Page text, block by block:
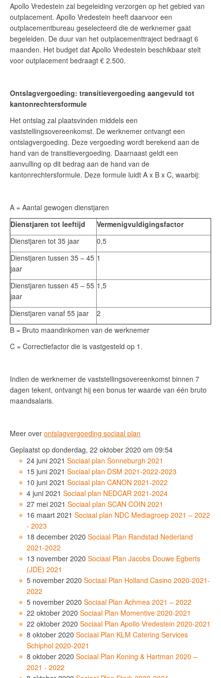
Apollo Vredestein zal begeleiding verzorgen op het gebied van
outplacement. Apollo Vredestein heeft daarvoor een
outplacementbureau geselecteerd die de werknemer gaat
begeleiden. De duur van het outplacementtraject bedraagt 6
maanden. Het budget dat Apollo Vredestein beschikbaar stelt
voor outplacement bedraagt € 2.500.
Ontslagvergoeding: transitievergoeding aangevuld tot
kantonrechtersformule
Het ontslag zal plaatsvinden middels een
vaststellingsovereenkomst. De werknemer ontvangt een
ontslagvergoeding. Deze vergoeding wordt berekend aan de
hand van de transitievergoeding. Daarnaast geldt een
aanvulling op dit bedrag aan de hand van de
kantonrechtersformule. Deze formule luidt A x B x C, waarbij:
A = Aantal gewogen dienstjaren
Dienstjaren tot leeftijd
Vermenigvuldigingsfactor
Dienstjaren tot 35 jaar
0,5
Dienstjaren tussen 35 – 45
jaar
1
Dienstjaren tussen 45 – 55
jaar
1,5
Dienstjaren vanaf 55 jaar
2
B = Bruto maandinkomen van de werknemer
C = Correctiefactor die is vastgesteld op 1.
Indien de werknemer de vaststellingsovereenkomst binnen 7
dagen tekent, ontvangt hij een bonus ter waarde van één bruto
maandsalaris.
Meer over ontslagvergoeding sociaal plan
Geplaatst op donderdag, 22 oktober 2020 om 09:54
24 juni 2021 Sociaal plan Sonneburgh 2021
15 juni 2021 Sociaal plan DSM 2021-2022-2023
10 juni 2021 Sociaal plan CANON 2021-2022
4 juni 2021 Sociaal plan NEDCAR 2021-2024
27 mei 2021 Sociaal plan SCAN COIN 2021
16 maart 2021 Sociaal plan NDC Mediagroep 2021 – 2022
- 2023
18 december 2020 Sociaal Plan Randstad Nederland
2021-2022
13 november 2020 Sociaal Plan Jacobs Douwe Egberts
(JDE) 2021
5 november 2020 Sociaal Plan Holland Casino 2020-2021-
2022
5 november 2020 Sociaal Plan Achmea 2021 – 2022
22 oktober 2020 Sociaal Plan Momentive 2020-2021
22 oktober 2020 Sociaal Plan Apollo Vredestein 2020-2021
8 oktober 2020 Sociaal Plan KLM Catering Services
Schiphol 2020-2021
8 oktober 2020 Sociaal Plan Koning & Hartman 2020 –
2021 - 2022